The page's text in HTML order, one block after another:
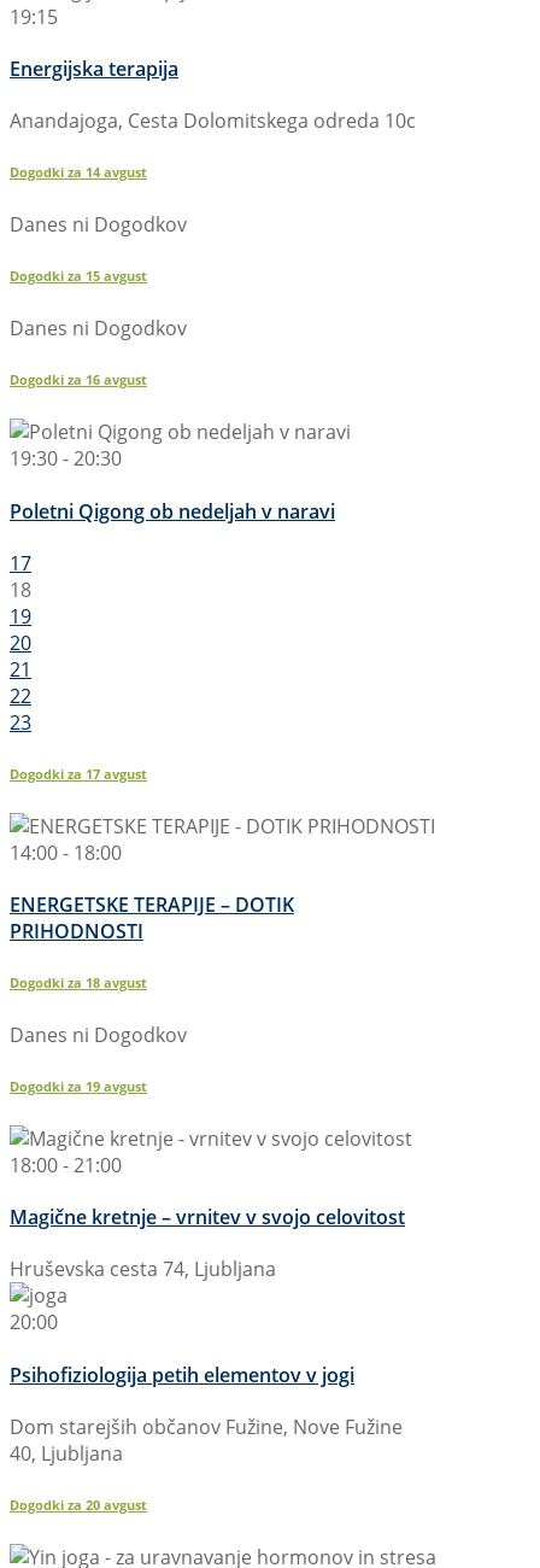
19:15
Energijska terapija
Anandajoga, Cesta Dolomitskega odreda 10c
Dogodki za 14 avgust
Danes ni Dogodkov
Dogodki za 15 avgust
Danes ni Dogodkov
Dogodki za 16 avgust
19:30 - 20:30
Poletni Qigong ob nedeljah v naravi
17
18
19
20
21
22
23
Dogodki za 17 avgust
14:00 - 18:00
ENERGETSKE TERAPIJE – DOTIK
PRIHODNOSTI
Dogodki za 18 avgust
Danes ni Dogodkov
Dogodki za 19 avgust
18:00 - 21:00
Magične kretnje – vrnitev v svojo celovitost
Hruševska cesta 74, Ljubljana
20:00
Psihofiziologija petih elementov v jogi
Dom starejših občanov Fužine, Nove Fužine
40, Ljubljana
Dogodki za 20 avgust